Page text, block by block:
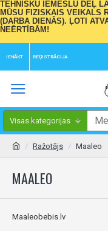
TEHNISKU IEMESLU DĒĻ
MŪSU FIZISKAIS VEIKALS
(DARBA DIENĀS). ĻOTI
NEĒRTĪBĀM!
IENĀKT REĢISTRĀCIJA
Visas kategorijas
Ražotājs Maaleo
MAALEO
Maaleobebis.lv